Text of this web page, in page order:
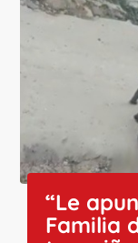
“Le
Familia